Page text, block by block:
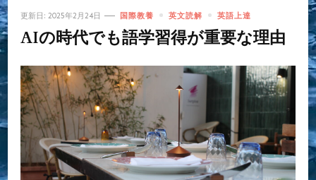
更新日: 2025年2月24日 国際教養 英文読解 英語上達
AIの時代でも語学習得が重要な理由